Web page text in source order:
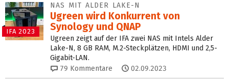
IFA 2023
NAS MIT ALDER LAKE-N
Ugreen wird Konkurrent von
Synology und QNAP
Ugreen zeigt auf der IFA zwei NAS mit Intels Alder
Lake-N, 8 GB RAM, M.2-Steckplätzen, HDMI und 2,5-
Gigabit-LAN.
79 Kommentare 02.09.2023